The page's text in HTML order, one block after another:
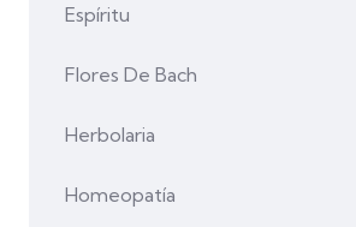
Espíritu
Flores De Bach
Herbolaria
Homeopatía